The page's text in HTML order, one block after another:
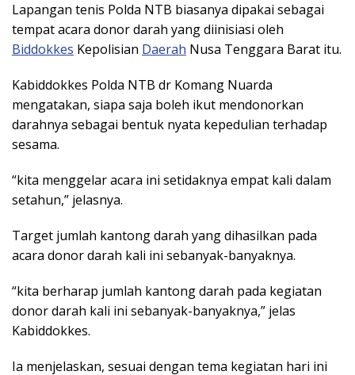
Lapangan tenis Polda NTB biasanya dipakai sebagai
tempat acara donor darah yang diinisiasi oleh
Biddokkes Kepolisian Daerah Nusa Tenggara Barat itu.
Kabiddokkes Polda NTB dr Komang Nuarda
mengatakan, siapa saja boleh ikut mendonorkan
darahnya sebagai bentuk nyata kepedulian terhadap
sesama.
“kita menggelar acara ini setidaknya empat kali dalam
setahun,” jelasnya.
Target jumlah kantong darah yang dihasilkan pada
acara donor darah kali ini sebanyak-banyaknya.
“kita berharap jumlah kantong darah pada kegiatan
donor darah kali ini sebanyak-banyaknya,” jelas
Kabiddokkes.
Ia menjelaskan, sesuai dengan tema kegiatan hari ini